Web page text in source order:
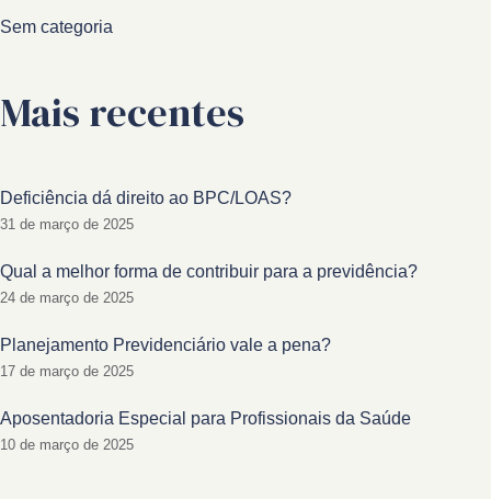
Sem categoria
Mais recentes
Deficiência dá direito ao BPC/LOAS?
31 de março de 2025
Qual a melhor forma de contribuir para a previdência?
24 de março de 2025
Planejamento Previdenciário vale a pena?
17 de março de 2025
Aposentadoria Especial para Profissionais da Saúde
10 de março de 2025